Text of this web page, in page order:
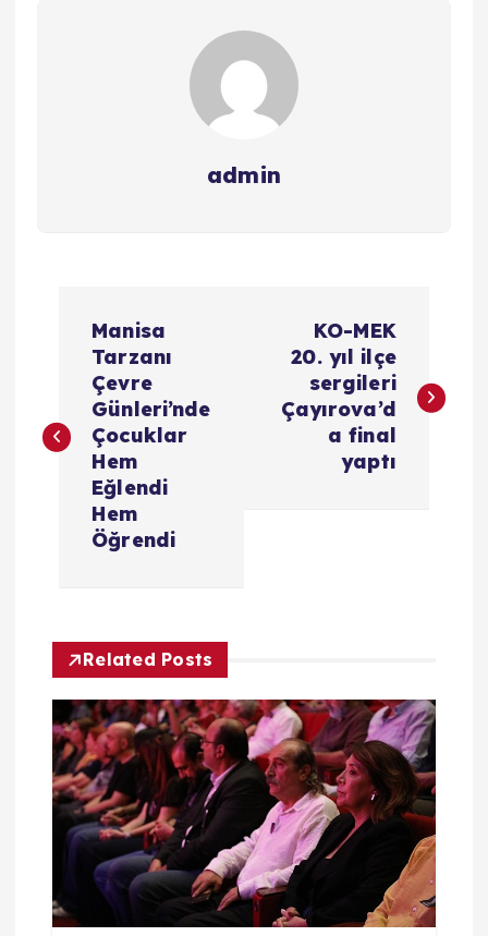
admin
z
z
n
m
s
Manisa
Tarzanı
Çevre
Günleri’nde
Çocuklar
Hem
Eğlendi
Hem
Öğrendi
KO-MEK
20. yıl ilçe
sergileri
Çayırova’d
a final
yaptı
Related Posts